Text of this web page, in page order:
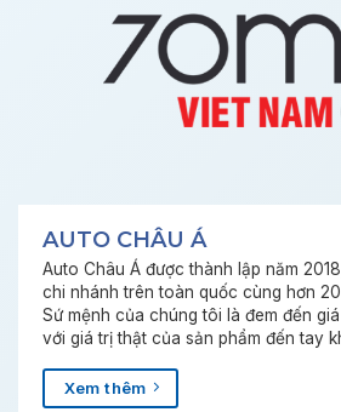
AUTO CHÂU Á
Auto Châu Á được thành lập năm
chi nhánh trên toàn quốc cùng hơn
Sứ mệnh của chúng tôi là đem đến
với giá trị thật của sản phẩm đến tay
Xem thêm